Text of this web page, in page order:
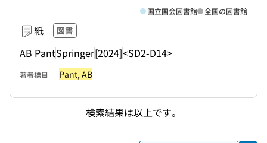
紙 図書
AB PantSpringer[2024]<SD2-D14>
国立国会図書館 全国の図書館
著者標目 Pant, AB
検索結果は以上です。